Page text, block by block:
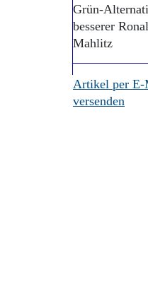
Grün-
besserer
Mahlitz
Artikel per
versenden